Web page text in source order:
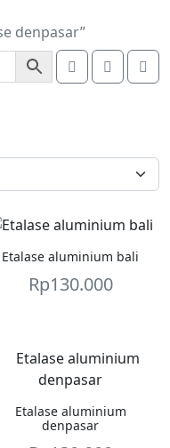
denpasar”
Account
Etalase aluminium bali
Rp130.000
Etalase aluminium
denpasar